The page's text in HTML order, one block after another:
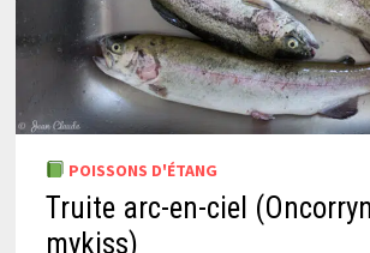
POISSONS D'ÉTANG
Truite arc-en-ciel
mykiss)